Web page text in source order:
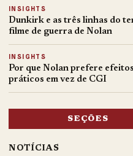
INSIGHTS
Dunkirk e as três linhas do
filme de guerra de Nolan
INSIGHTS
Por que Nolan prefere efeitos
práticos em vez de CGI
SEÇÕES
NOTÍCIAS